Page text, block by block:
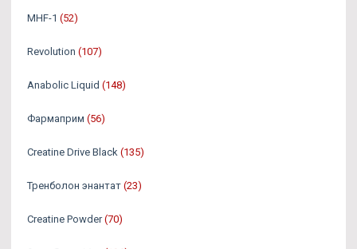
MHF-1 (52)
Revolution (107)
Anabolic Liquid (148)
Фармаприм (56)
Creatine Drive Black (135)
Тренболон энантат (23)
Creatine Powder (70)